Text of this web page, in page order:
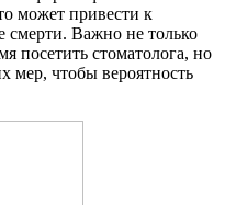
может привести к
смерти. Важно не только
посетить стоматолога, но
мер, чтобы вероятность